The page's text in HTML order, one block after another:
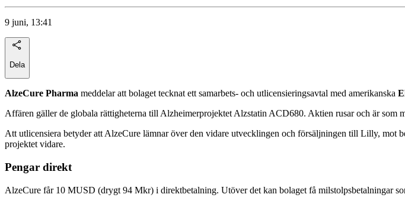
9 juni, 13:41
Dela
AlzeCure Pharma meddelar att bolaget tecknat ett samarbets- och utlicensieringsavtal med amerikanska
Affären gäller de globala rättigheterna till Alzheimerprojektet Alzstatin ACD680. Aktien rusar och är som
Att utlicensiera betyder att AlzeCure lämnar över den vidare utvecklingen och försäljningen till Lilly, mot
projektet vidare.
Pengar direkt
AlzeCure får 10 MUSD (drygt 94 Mkr) i direktbetalning. Utöver det kan bolaget få milstolpsbetalningar